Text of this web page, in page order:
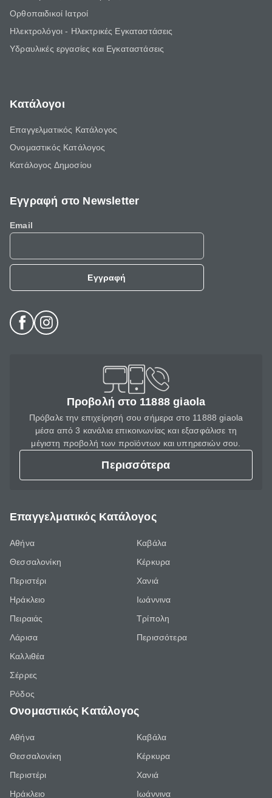
Ορθοπαιδικοί Ιατροί
Ηλεκτρολόγοι - Ηλεκτρικές Εγκαταστάσεις
Υδραυλικές εργασίες και Εγκαταστάσεις
Κατάλογοι
Επαγγελματικός Κατάλογος
Ονομαστικός Κατάλογος
Κατάλογος Δημοσίου
Εγγραφή στο Newsletter
Email
Εγγραφή
Προβολή στο 11888 giaola
Πρόβαλε την επιχείρησή σου σήμερα στο 11888 giaola
μέσα από 3 κανάλια επικοινωνίας και εξασφάλισε τη
μέγιστη προβολή των προϊόντων και υπηρεσιών σου.
Περισσότερα
Επαγγελματικός Κατάλογος
Αθήνα
Θεσσαλονίκη
Περιστέρι
Ηράκλειο
Πειραιάς
Λάρισα
Καλλιθέα
Σέρρες
Ρόδος
Καβάλα
Κέρκυρα
Χανιά
Ιωάννινα
Τρίπολη
Περισσότερα
Ονομαστικός Κατάλογος
Αθήνα
Θεσσαλονίκη
Περιστέρι
Ηράκλειο
Καβάλα
Κέρκυρα
Χανιά
Ιωάννινα